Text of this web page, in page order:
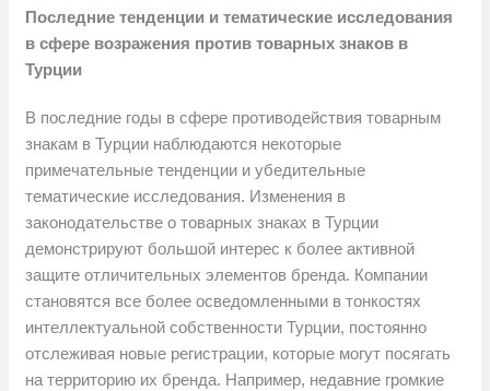
Последние тенденции и тематические исследования
в сфере возражения против товарных знаков в
Турции
В последние годы в сфере противодействия товарным
знакам в Турции наблюдаются некоторые
примечательные тенденции и убедительные
тематические исследования. Изменения в
законодательстве о товарных знаках в Турции
демонстрируют большой интерес к более активной
защите отличительных элементов бренда. Компании
становятся все более осведомленными в тонкостях
интеллектуальной собственности Турции, постоянно
отслеживая новые регистрации, которые могут посягать
на территорию их бренда. Например, недавние громкие